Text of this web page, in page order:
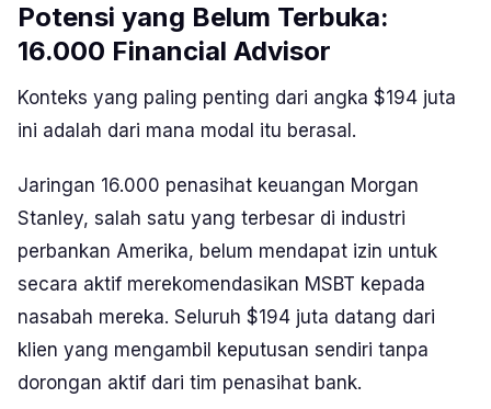
Potensi yang Belum Terbuka:
16.000 Financial Advisor
Konteks yang paling penting dari angka $194 juta
ini adalah dari mana modal itu berasal.
Jaringan 16.000 penasihat keuangan Morgan
Stanley, salah satu yang terbesar di industri
perbankan Amerika, belum mendapat izin untuk
secara aktif merekomendasikan MSBT kepada
nasabah mereka. Seluruh $194 juta datang dari
klien yang mengambil keputusan sendiri tanpa
dorongan aktif dari tim penasihat bank.